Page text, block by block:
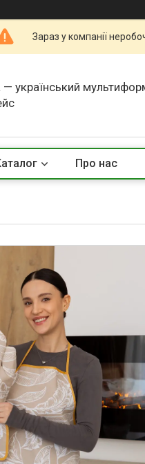
Зараз у компанії
— український
Про нас